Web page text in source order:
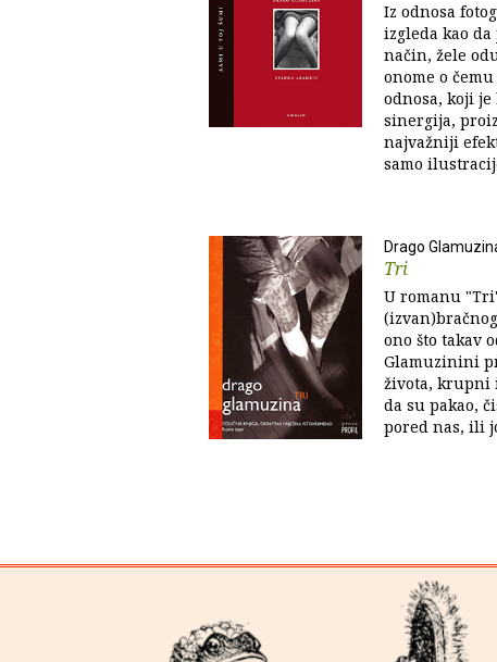
Iz odnosa
izgleda kao
način, žele
onome o
odnosa, koji
sinergija,
najvažniji
samo
Drago
Tri
U romanu
ono što takav
Glamuzinini
života, krupni
da su pakao,
pored nas, ili